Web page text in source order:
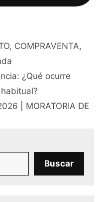
, COMPRAVENTA,
¿Qué ocurre
| MORATORIA DE
Buscar